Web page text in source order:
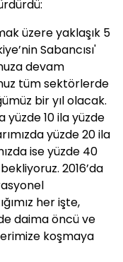
üzere yaklaşık 5
Sabancısı'
devam
tüm sektörlerde
bir yıl olacak.
yüzde 10 ila yüzde
yüzde 20 ila
ise yüzde 40
2016’da
her işte,
daima öncü ve
koşmaya